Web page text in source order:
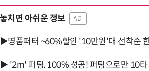
놓치면 아쉬운 정보 AD
▶명품퍼터 ~60%할인 '10만원'대 선착순
▶ '2m' 퍼팅, 100% 성공! 퍼팅으로만 10타